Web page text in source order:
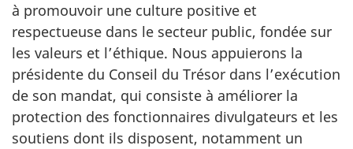
à promouvoir une culture positive et
respectueuse dans le secteur public, fondée sur
les valeurs et l’éthique. Nous appuierons la
présidente du Conseil du Trésor dans l’exécution
de son mandat, qui consiste à améliorer la
protection des fonctionnaires divulgateurs et les
soutiens dont ils disposent, notamment un